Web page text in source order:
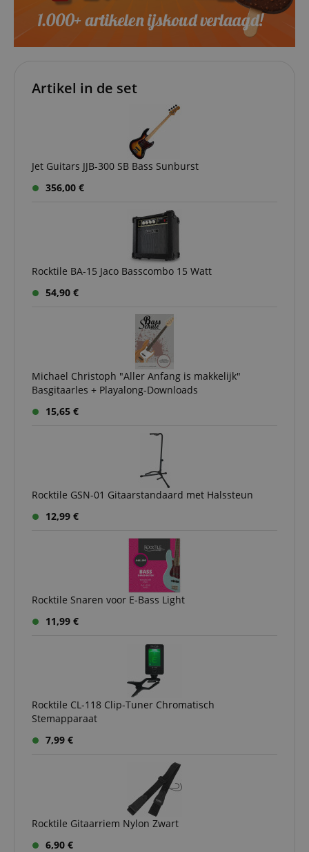
Artikel in de set
Jet Guitars JJB-300 SB Bass Sunburst
356,00 €
Rocktile BA-15 Jaco Basscombo 15 Watt
54,90 €
Michael Christoph "Aller Anfang is makkelijk"
Basgitaarles + Playalong-Downloads
15,65 €
Rocktile GSN-01 Gitaarstandaard met Halssteun
12,99 €
Rocktile Snaren voor E-Bass Light
11,99 €
Rocktile CL-118 Clip-Tuner Chromatisch
Stemapparaat
7,99 €
Rocktile Gitaarriem Nylon Zwart
6,90 €